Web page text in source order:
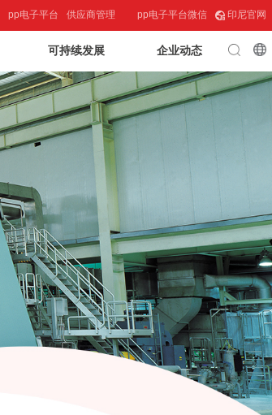
印尼官网
pp电子平台微信
供应商管理
pp电子平台
企业动态
可持续发展